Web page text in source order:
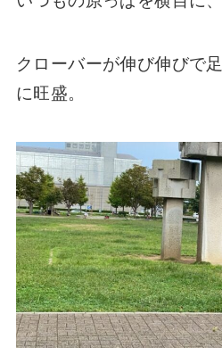
クローバーが伸び伸びで
に旺盛。